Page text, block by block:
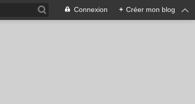
Connexion + Créer mon blog